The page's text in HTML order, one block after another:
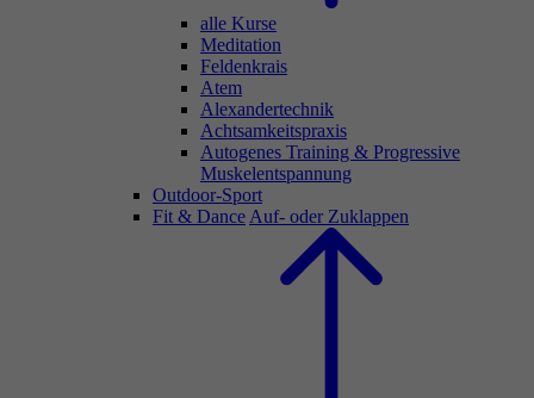
alle Kurse
Meditation
Feldenkrais
Atem
Alexandertechnik
Achtsamkeitspraxis
Autogenes Training & Progressive
Muskelentspannung
Outdoor-Sport
Fit & Dance Auf- oder Zuklappen